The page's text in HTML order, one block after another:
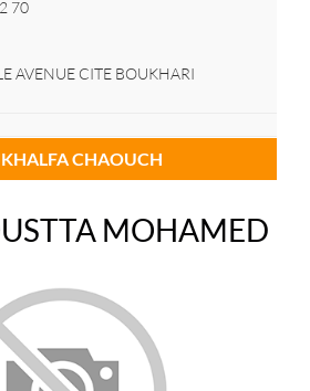
70
AVENUE CITE BOUKHARI
CHAOUCH
MOHAMED